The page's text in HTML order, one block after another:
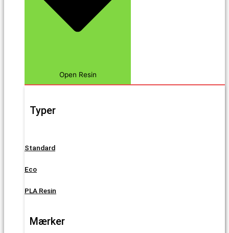
Open Resin
Typer
Standard
Eco
PLA Resin
Mærker